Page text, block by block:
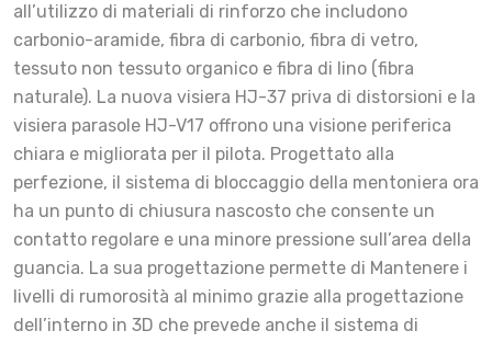
all’utilizzo di materiali di rinforzo che includono
carbonio-aramide, fibra di carbonio, fibra di vetro,
tessuto non tessuto organico e fibra di lino (fibra
naturale). La nuova visiera HJ-37 priva di distorsioni e la
visiera parasole HJ-V17 offrono una visione periferica
chiara e migliorata per il pilota. Progettato alla
perfezione, il sistema di bloccaggio della mentoniera ora
ha un punto di chiusura nascosto che consente un
contatto regolare e una minore pressione sull’area della
guancia. La sua progettazione permette di Mantenere i
livelli di rumorosità al minimo grazie alla progettazione
dell’interno in 3D che prevede anche il sistema di